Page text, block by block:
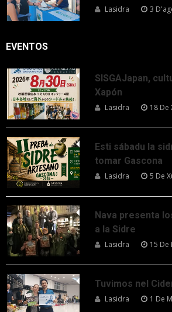
Lasidra 3
EVENTOS
SISGAJapan,
Xapón
Lasidra 18 De
Esti sábadu la
tomar Gascona
Lasidra 5 De
Nava presenta
a la Sidre
Lasidra 15 De
Tuvimos nel
Lasidra 1 De